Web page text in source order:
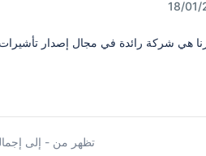
هي شركة رائدة في مجال إصدار تأشيرات
تظهر من - إلى